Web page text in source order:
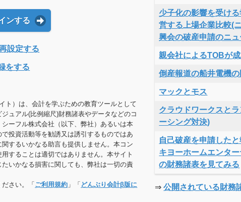
ンする
設定する
をする
ト）は、会計を学ぶための教育ツールとして
ュアル(比例縮尺)財務諸表やデータなどのコ
ーフル株式会社（以下、弊社）あるいは本
投資活動等を勧誘又は誘引するものではあ
するいかなる助言も提供しません。本コン
することは適切ではありません。本サイト
いかなる損害に関しても、弊社は一切の責
ださい。「ご利用規約 」「 どんぶり会計β版に
少子化の影響を受け
営する上場企業比較(
興会の破産申請のニ
親会社によるTOBが
倒産報道の船井電機
マックとモス
クラウドワークスと
ーシング対決)
自己破産を申請した
キヨーホームエンタ
の財務諸表を見てみる
⇒公開されている財務